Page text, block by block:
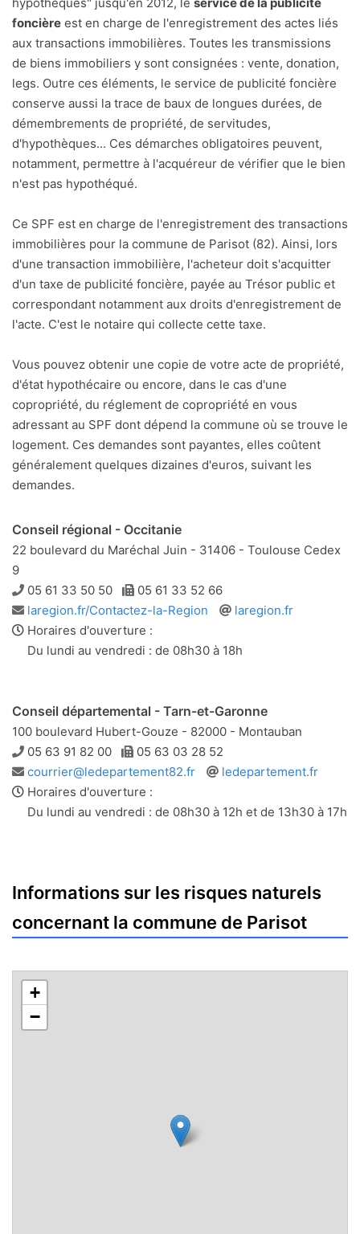
foncière est en charge de l'enregistrement des actes liés
aux transactions immobilières. Toutes les transmissions
de biens immobiliers y sont consignées : vente, donation,
legs. Outre ces éléments, le service de publicité foncière
conserve aussi la trace de baux de longues durées, de
démembrements de propriété, de servitudes,
d'hypothèques... Ces démarches obligatoires peuvent,
notamment, permettre à l'acquéreur de vérifier que le bien
n'est pas hypothéqué.
Ce SPF est en charge de l'enregistrement des transactions
immobilières pour la commune de Parisot (82). Ainsi, lors
d'une transaction immobilière, l'acheteur doit s'acquitter
d'un taxe de publicité foncière, payée au Trésor public et
correspondant notamment aux droits d'enregistrement de
l'acte. C'est le notaire qui collecte cette taxe.
Vous pouvez obtenir une copie de votre acte de propriété,
d'état hypothécaire ou encore, dans le cas d'une
copropriété, du réglement de copropriété en vous
adressant au SPF dont dépend la commune où se trouve le
logement. Ces demandes sont payantes, elles coûtent
généralement quelques dizaines d'euros, suivant les
demandes.
Conseil régional - Occitanie
22 boulevard du Maréchal Juin - 31406 - Toulouse Cedex
9
Téléphone
05 61 33 50 50 Télécopie
05 61 33 52 66
Adresse
e-
mail
laregion.fr/Contactez-la-Region
Site
laregion.fr
Horaires d'ouverture :
Du lundi au vendredi : de 08h30 à 18h
Conseil départemental - Tarn-et-Garonne
100 boulevard Hubert-Gouze - 82000 - Montauban
Téléphone
05 63 91 82 00 Télécopie
05 63 03 28 52
Adresse
e-
mail
courrier@ledepartement82.fr
Site
ledepartement.fr
Horaires d'ouverture :
Du lundi au vendredi : de 08h30 à 12h et de 13h30 à 17h
Informations sur les risques naturels
concernant la commune de Parisot
+
−